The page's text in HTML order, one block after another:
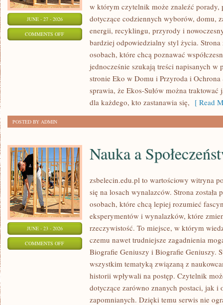
JUNE - 27 - 2026
COMMENTS OFFON
w którym czytelnik może znaleźć porady,
dotyczące codziennych wyborów, domu,
energii, recyklingu, przyrody i
bardziej odpowiedzialny styl życia. Strona
osobach, które chcą poznawać
jednocześnie szukają treści napisanych w
stronie Eko w Domu i Przyroda i Ochrona
sprawia, że Ekos-Sułów można
dla każdego, kto zastanawia się, [ Read
POSTED BY ADMIN
JUNE - 23 - 2026
COMMENTS OFFON
SPOŁECZEŃSTWO
Nauka a
zsbelecin.edu.pl to wartościowy witryna
się na losach wynalazców. Strona została
osobach, które chcą lepiej rozumieć
eksperymentów i wynalazków, które
rzeczywistość. To miejsce, w którym
czemu nawet trudniejsze zagadnienia
Biografie Geniuszy i Biografie Geniuszy.
wszystkim tematyką związaną z
historii wpływali na postęp. Czytelnik
dotyczące zarówno znanych postaci, jak i
zapomnianych. Dzięki temu serwis nie